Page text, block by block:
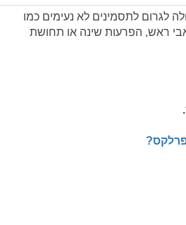
לגרום לתסמינים לא נעימים כמו
ראש, הפרעות שינה או תחושת
.